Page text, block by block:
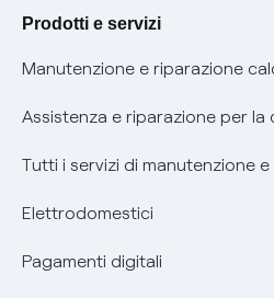
Agevolazione utenti con
Informativa RAEE
Prodotti e servizi
Manutenzione e riparazione
Assistenza e riparazione per la
Tutti i servizi di manutenzione
Elettrodomestici
Pagamenti digitali